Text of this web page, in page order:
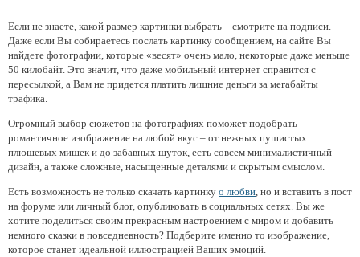
Если не знаете, какой размер картинки выбрать – смотрите на подписи.
Даже если Вы собираетесь послать картинку сообщением, на сайте Вы
найдете фотографии, которые «весят» очень мало, некоторые даже меньше
50 килобайт. Это значит, что даже мобильный интернет справится с
пересылкой, а Вам не придется платить лишние деньги за мегабайты
трафика.
Огромный выбор сюжетов на фотографиях поможет подобрать
романтичное изображение на любой вкус – от нежных пушистых
плюшевых мишек и до забавных шуток, есть совсем минималистичный
дизайн, а также сложные, насыщенные деталями и скрытым смыслом.
Есть возможность не только скачать картинку о любви , но и вставить в пост
на форуме или личный блог, опубликовать в социальных сетях. Вы же
хотите поделиться своим прекрасным настроением с миром и добавить
немного сказки в повседневность? Подберите именно то изображение,
которое станет идеальной иллюстрацией Ваших эмоций.